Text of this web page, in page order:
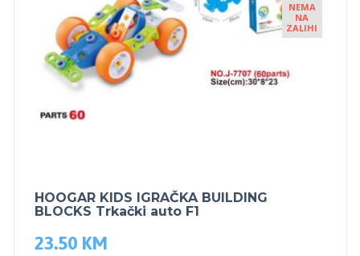
NEMA
NA
ZALIHI
HOOGAR KIDS IGRAČKA BUILDING
BLOCKS Trkački auto F1
23.50 KM